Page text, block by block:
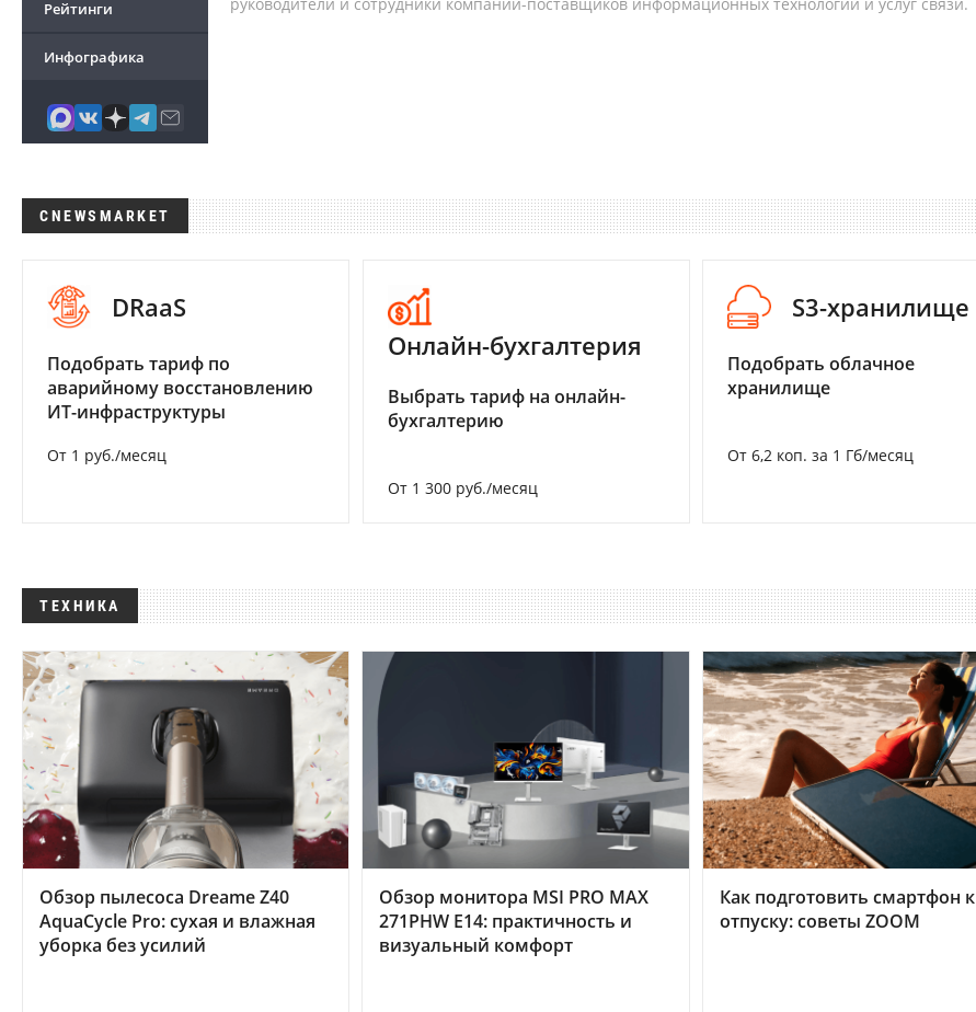
Рейтинги
Инфографика
CNEWSMARKET
DRaaS
Подобрать тариф по
аварийному восстановлению
ИТ-инфраструктуры
От 1 руб./месяц
Онлайн-бухгалтерия
Выбрать тариф на онлайн-
бухгалтерию
От 1 300 руб./месяц
S3-хранилище
Подобрать облачное
хранилище
От 6,2 коп. за 1 Гб/месяц
ТЕХНИКА
Обзор пылесоса Dreame Z40
AquaCycle Pro: сухая и влажная
уборка без усилий
Обзор монитора MSI PRO MAX
271PHW E14: практичность и
визуальный комфорт
Как подготовить смартфон к
отпуску: советы ZOOM